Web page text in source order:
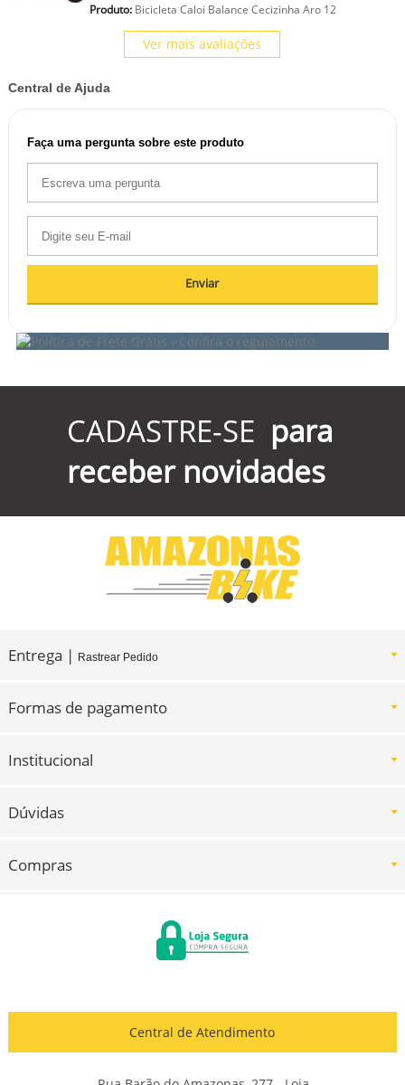
Produto:Bicicleta Caloi Balance Cecizinha Aro 12
Ver mais avaliações
Central de Ajuda
Faça uma pergunta sobre este produto
Enviar
CADASTRE-SE para
receber novidades
Entrega | Rastrear Pedido
Formas de pagamento
Institucional
Dúvidas
Compras
Central de Atendimento